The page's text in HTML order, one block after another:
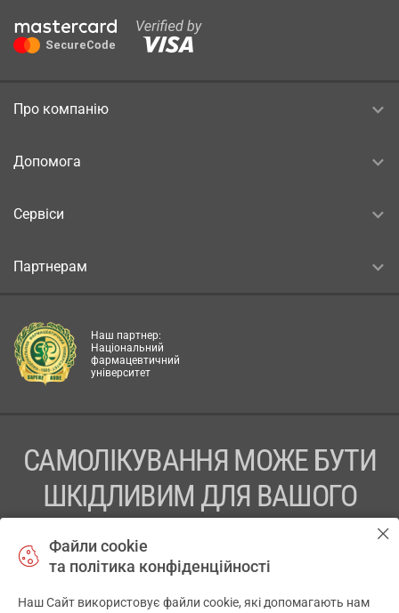
Про компанію
Допомога
Сервіси
Партнерам
Наш партнер:
Національний
фармацевтичний
університет
САМОЛІКУВАННЯ МОЖЕ БУТИ
ШКІДЛИВИМ ДЛЯ ВАШОГО
ПЕРЕД ЗАСТОСУВАННЯМ ПРЕПАРАТУ ПРОКОНСУЛЬТУЙТЕСЬ
Файли cookie
та політика конфіденційності
Наш Сайт використовує файли cookie, які допомагають нам